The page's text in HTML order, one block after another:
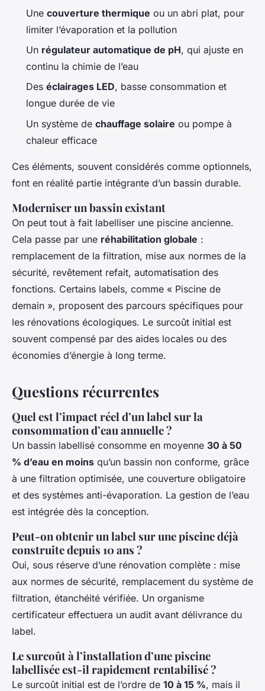
Une couverture thermique ou un abri plat, pour
limiter l’évaporation et la pollution
Un régulateur automatique de pH, qui ajuste en
continu la chimie de l’eau
Des éclairages LED, basse consommation et
longue durée de vie
Un système de chauffage solaire ou pompe à
chaleur efficace
Ces éléments, souvent considérés comme optionnels,
font en réalité partie intégrante d’un bassin durable.
Moderniser un bassin existant
On peut tout à fait labelliser une piscine ancienne.
Cela passe par une réhabilitation globale :
remplacement de la filtration, mise aux normes de la
sécurité, revêtement refait, automatisation des
fonctions. Certains labels, comme « Piscine de
demain », proposent des parcours spécifiques pour
les rénovations écologiques. Le surcoût initial est
souvent compensé par des aides locales ou des
économies d’énergie à long terme.
Questions récurrentes
Quel est l’impact réel d’un label sur la
consommation d’eau annuelle ?
Un bassin labellisé consomme en moyenne 30 à 50
% d’eau en moins qu’un bassin non conforme, grâce
à une filtration optimisée, une couverture obligatoire
et des systèmes anti-évaporation. La gestion de l’eau
est intégrée dès la conception.
Peut-on obtenir un label sur une piscine déjà
construite depuis 10 ans ?
Oui, sous réserve d’une rénovation complète : mise
aux normes de sécurité, remplacement du système de
filtration, étanchéité vérifiée. Un organisme
certificateur effectuera un audit avant délivrance du
label.
Le surcoût à l’installation d’une piscine
labellisée est-il rapidement rentabilisé ?
Le surcoût initial est de l’ordre de 10 à 15 %, mais il